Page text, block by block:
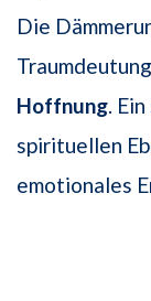
Die
Hoffnung.
spirituellen
emotionales